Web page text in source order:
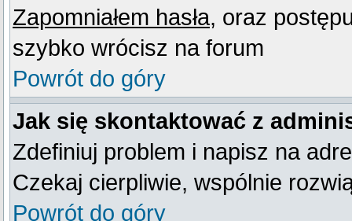
Zapomniałem hasła, oraz
szybko wrócisz na forum
Powrót do góry
Jak się skontaktować z
Zdefiniuj problem i napisz na
Czekaj cierpliwie, wspólnie
Powrót do góry